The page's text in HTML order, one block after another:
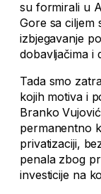
su formirali u
Gore sa ciljem
izbjegavanje
dobavljačima i
Tada smo
kojih motiva i
Branko
permanentno
privatizaciji,
penala zbog
investicije na